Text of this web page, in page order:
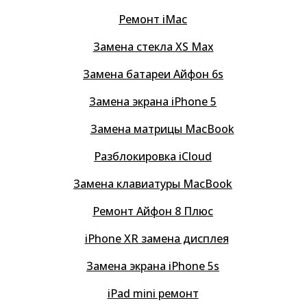
Ремонт iMac
iPhone XR замена дисплея
Ремонт Айфон 8 Плюс
Замена стекла XS Max
Замена экрана iPhone 5
Замена клавиатуры MacBook
Замена батареи Айфон 6s
Замена матрицы MacBook
iPad mini ремонт
Замена экрана iPhone 5s
Разблокировка iCloud